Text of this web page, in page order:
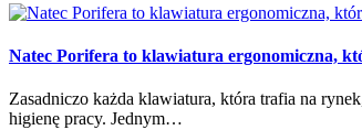
Natec Porifera to klawiatura ergonomiczna,
Zasadniczo każda klawiatura, która trafia na
higienę pracy. Jednym…